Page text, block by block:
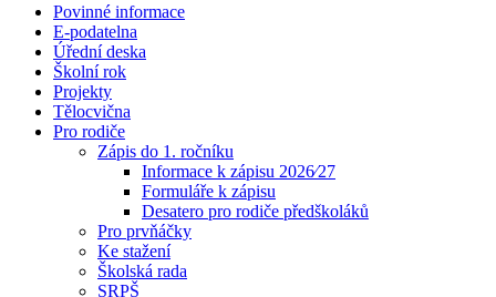
Povinné informace
E-podatelna
Úřední deska
Školní rok
Projekty
Tělocvična
Pro rodiče
Zápis do 1. ročníku
Informace k zápisu 2026⁄27
Formuláře k zápisu
Desatero pro rodiče předškoláků
Pro prvňáčky
Ke stažení
Školská rada
SRPŠ